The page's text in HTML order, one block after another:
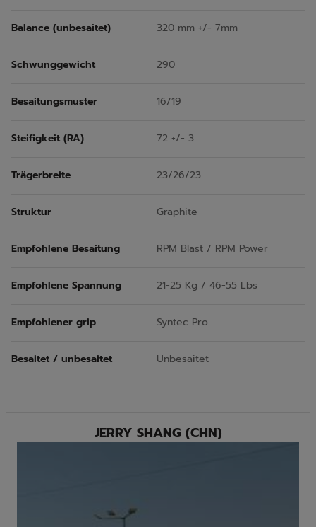
Balance (unbesaitet) 320 mm +/- 7mm
Schwunggewicht 290
Besaitungsmuster 16/19
Steifigkeit (RA) 72 +/- 3
Trägerbreite 23/26/23
Struktur Graphite
Empfohlene Besaitung RPM Blast / RPM Power
Empfohlene Spannung 21-25 Kg / 46-55 Lbs
Empfohlener grip Syntec Pro
Besaitet / unbesaitet Unbesaitet
JERRY SHANG (CHN)